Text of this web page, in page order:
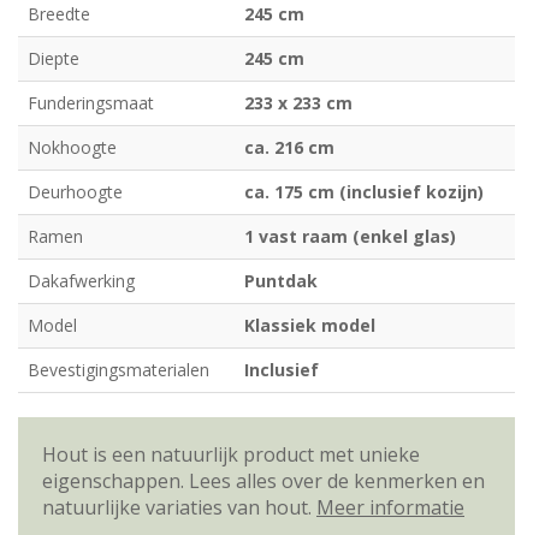
Breedte
245 cm
Diepte
245 cm
Funderingsmaat
233 x 233 cm
Nokhoogte
ca. 216 cm
Deurhoogte
ca. 175 cm (inclusief kozijn)
Ramen
1 vast raam (enkel glas)
Dakafwerking
Puntdak
Model
Klassiek model
Bevestigingsmaterialen
Inclusief
Hout is een natuurlijk product met unieke
eigenschappen. Lees alles over de kenmerken en
natuurlijke variaties van hout. Meer informatie